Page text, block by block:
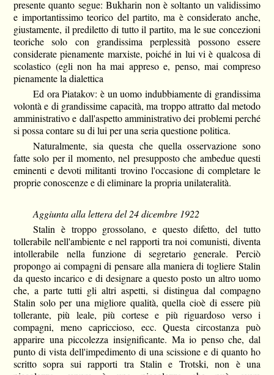
presente quanto segue: Bukharin non è soltanto un validissimo
e importantissimo teorico del partito, ma è considerato anche,
giustamente, il prediletto di tutto il partito, ma le sue concezioni
teoriche solo con grandissima perplessità possono essere
considerate pienamente marxiste, poiché in lui vi è qualcosa di
scolastico (egli non ha mai appreso e, penso, mai compreso
pienamente la dialettica
Ed ora Piatakov: è un uomo indubbiamente di grandissima
volontà e di grandissime capacità, ma troppo attratto dal metodo
amministrativo e dall'aspetto amministrativo dei problemi perché
si possa contare su di lui per una seria questione politica.
Naturalmente, sia questa che quella osservazione sono
fatte solo per il momento, nel presupposto che ambedue questi
eminenti e devoti militanti trovino l'occasione di completare le
proprie conoscenze e di eliminare la propria unilateralità.
Aggiunta alla lettera del 24 dicembre 1922
Stalin è troppo grossolano, e questo difetto, del tutto
tollerabile nell'ambiente e nel rapporti tra noi comunisti, diventa
intollerabile nella funzione di segretario generale. Perciò
propongo ai compagni di pensare alla maniera di togliere Stalin
da questo incarico e di designare a questo posto un altro uomo
che, a parte tutti gli altri aspetti, si distingua dal compagno
Stalin solo per una migliore qualità, quella cioè di essere più
tollerante, più leale, più cortese e più riguardoso verso i
compagni, meno capriccioso, ecc. Questa circostanza può
apparire una piccolezza insignificante. Ma io penso che, dal
punto di vista dell'impedimento di una scissione e di quanto ho
scritto sopra sui rapporti tra Stalin e Trotski, non è una